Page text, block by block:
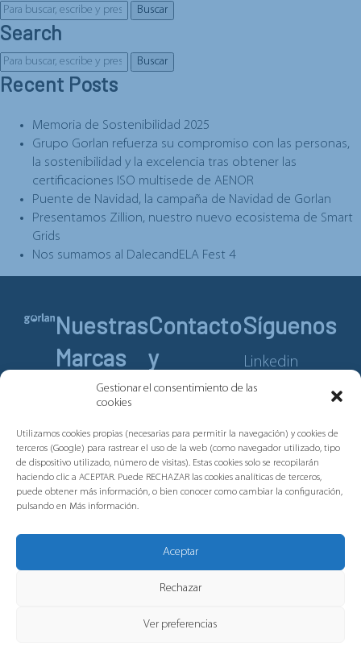
Gestionar el consentimiento de las
cookies
Utilizamos cookies propias (necesarias para permitir la navegación) y cookies de
terceros (Google) para rastrear el uso de la web (como navegador utilizado, tipo
de dispositivo utilizado, número de visitas). Estas cookies solo se recopilarán
haciendo clic a ACEPTAR. Puede RECHAZAR las cookies analíticas de terceros,
puede obtener más información, o bien conocer como cambiar la configuración,
pulsando en Más información.
Aceptar
Rechazar
Ver preferencias
Buscar
Search
Buscar
Recent Posts
Memoria de Sostenibilidad 2025
Grupo Gorlan refuerza su compromiso con las personas,
la sostenibilidad y la excelencia tras obtener las
certificaciones ISO multisede de AENOR
Puente de Navidad, la campaña de Navidad de Gorlan
Presentamos Zillion, nuestro nuevo ecosistema de Smart
Grids
Nos sumamos al DalecandELA Fest 4
Nuestras
Marcas
Pronutec
Merytronic
Tripus
Plastibor
Contacto
y
Servicios
Contacto
Aviso legal
Política de
cookies
privacidad
Canal de
Denuncias
Síguenos
Linkedin
Youtube